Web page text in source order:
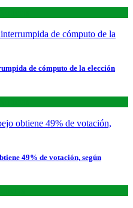
de cómputo de la elección
49% de votación, según